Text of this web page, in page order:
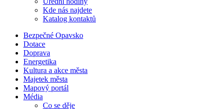
Kde nás najdete
Katalog kontaktů
Bezpečné Opavsko
Dotace
Doprava
Energetika
Kultura a akce města
Majetek města
Mapový portál
Média
Co se děje